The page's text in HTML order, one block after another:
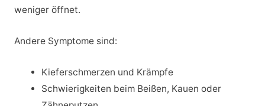
weniger öffnet.
Andere Symptome sind:
Kieferschmerzen und Krämpfe
Schwierigkeiten beim Beißen, Kauen oder